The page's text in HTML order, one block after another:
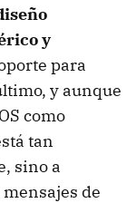
y
para
y aunque
como
tan
sino a
de